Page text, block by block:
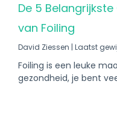
De 5
van Foiling
David Ziessen Laatst
Foiling is een leuke
gezondheid, je bent